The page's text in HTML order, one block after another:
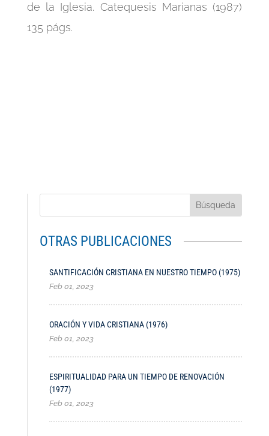
de la Iglesia. Catequesis Marianas (1987)
135 págs.
OTRAS PUBLICACIONES
SANTIFICACIÓN CRISTIANA EN NUESTRO TIEMPO (1975)
Feb 01, 2023
ORACIÓN Y VIDA CRISTIANA (1976)
Feb 01, 2023
ESPIRITUALIDAD PARA UN TIEMPO DE RENOVACIÓN
(1977)
Feb 01, 2023